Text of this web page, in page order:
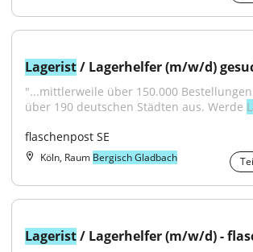
Lagerist / Lagerhelfer (m/w/d)
"...mittlerweile über 150.000
über 190 deutschen Städten aus. Werde
flaschenpost SE
Köln, Raum Bergisch Gladbach
Lagerist / Lagerhelfer (m/w/d) -